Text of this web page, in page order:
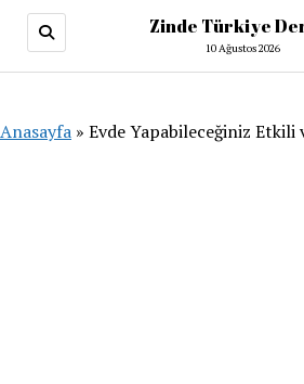
Zinde Türkiye
10 Ağustos 2026
Anasayfa » Evde Yapabileceğiniz Etkili